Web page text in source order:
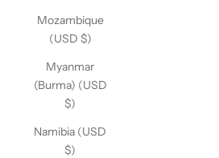
Mozambique
(USD $)
Myanmar
(Burma) (USD
$)
Namibia (USD
$)